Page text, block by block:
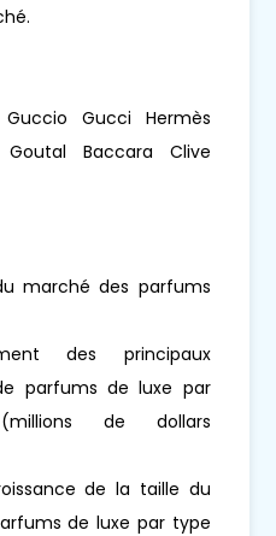
Gucci Hermès
Baccara Clive
marché des parfums
des principaux
parfums de luxe par
de dollars
de la taille du
de luxe par type